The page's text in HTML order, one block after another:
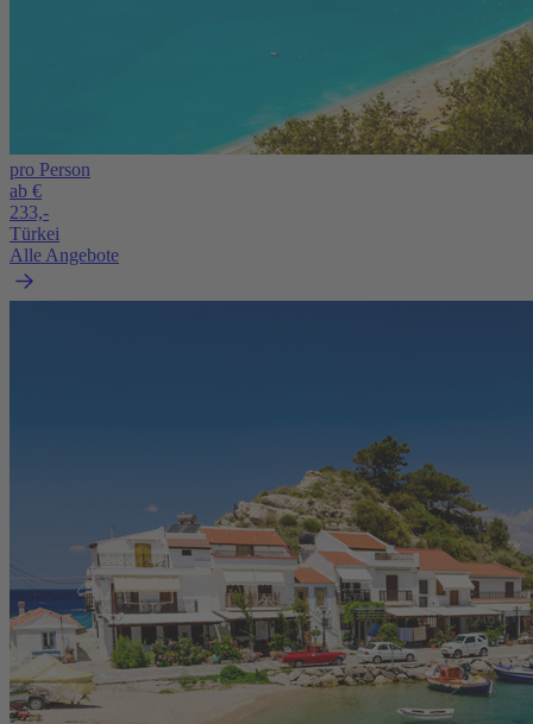
pro Person
ab €
233,-
Türkei
Alle Angebote